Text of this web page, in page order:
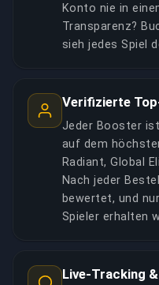
Konto nie in
Transparenz?
sieh jedes Spiel
Verifizierte
Jeder Booster
auf dem
Radiant, Global
Nach jeder
bewertet, und
Spieler erhalten
Live-Tracking